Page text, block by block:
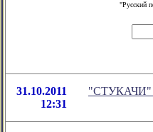
"Русский
31.10.2011
12:31
"СТУКАЧИ" -